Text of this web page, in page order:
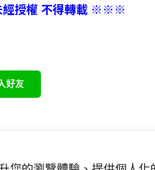
授權 不得轉載 ※※※
人社群與社會時事，為在泰華人讀者提供即
聞內容。